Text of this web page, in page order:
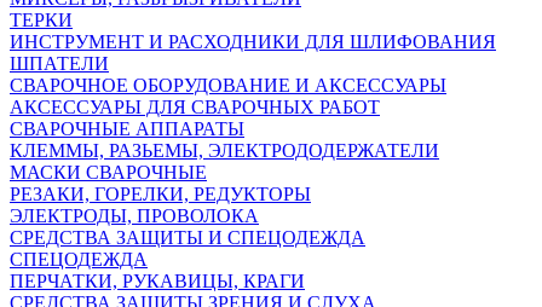
ТЕРКИ
ИНСТРУМЕНТ И РАСХОДНИКИ ДЛЯ ШЛИФОВАНИЯ
ШПАТЕЛИ
СВАРОЧНОЕ ОБОРУДОВАНИЕ И АКСЕССУАРЫ
АКСЕССУАРЫ ДЛЯ СВАРОЧНЫХ РАБОТ
СВАРОЧНЫЕ АППАРАТЫ
КЛЕММЫ, РАЗЬЕМЫ, ЭЛЕКТРОДОДЕРЖАТЕЛИ
МАСКИ СВАРОЧНЫЕ
РЕЗАКИ, ГОРЕЛКИ, РЕДУКТОРЫ
ЭЛЕКТРОДЫ, ПРОВОЛОКА
СРЕДСТВА ЗАЩИТЫ И СПЕЦОДЕЖДА
СПЕЦОДЕЖДА
ПЕРЧАТКИ, РУКАВИЦЫ, КРАГИ
СРЕДСТВА ЗАЩИТЫ ЗРЕНИЯ И СЛУХА